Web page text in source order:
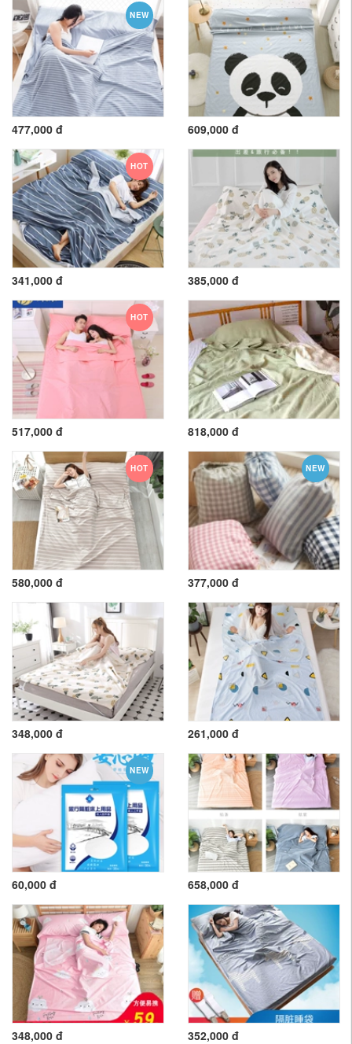
NEW
477,000 đ 609,000 đ
HOT
341,000 đ 385,000 đ
HOT
517,000 đ 818,000 đ
HOT
580,000 đ
NEW
377,000 đ
348,000 đ 261,000 đ
NEW
60,000 đ 658,000 đ
348,000 đ 352,000 đ